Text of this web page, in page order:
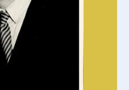
Obrero Trotskista - Antecedentes
comunistas y cubanas izadas en jurisdicción de la Pcia. de Bs. As.
Ríoplatense de Solidaridad con Cuba
localidad "Batán". Pdo. de Gral. Pueyrredón.
de armas en Matanza